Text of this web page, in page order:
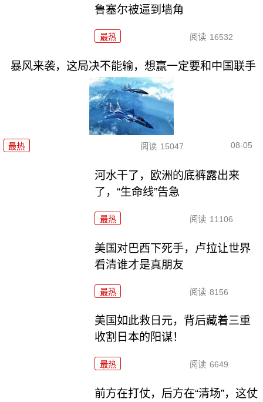
鲁塞尔被逼到墙角
最热 阅读 16532
暴风来袭，这局决不能输，想赢一定要和中国联手
最热 阅读 15047 08-05
河水干了，欧洲的底裤露出来
了，“生命线”告急
最热 阅读 11106
美国对巴西下死手，卢拉让世界
看清谁才是真朋友
最热 阅读 8156
美国如此救日元，背后藏着三重
收割日本的阳谋！
最热 阅读 6649
前方在打仗，后方在“清场”，这仗